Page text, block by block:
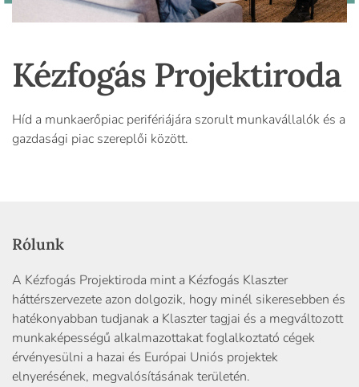
Kézfogás Projektiroda
Híd a munkaerőpiac perifériájára szorult munkavállalók és a
gazdasági piac szereplői között.
Rólunk
A Kézfogás Projektiroda mint a Kézfogás Klaszter
háttérszervezete azon dolgozik, hogy minél sikeresebben és
hatékonyabban tudjanak a Klaszter tagjai és a megváltozott
munkaképességű alkalmazottakat foglalkoztató cégek
érvényesülni a hazai és Európai Uniós projektek
elnyerésének, megvalósításának területén.